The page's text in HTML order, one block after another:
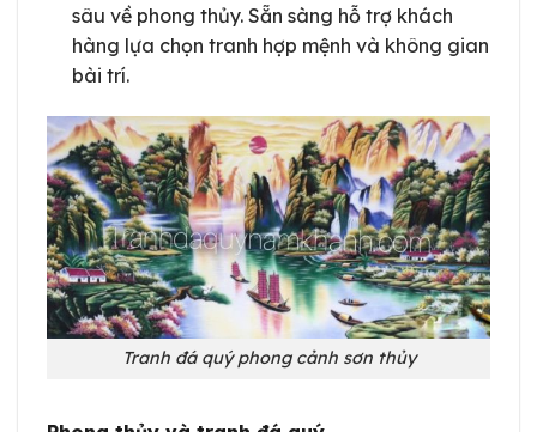
sâu về phong thủy. Sẵn sàng hỗ trợ khách
hàng lựa chọn tranh hợp mệnh và không gian
bài trí.
Tranh đá quý phong cảnh sơn thủy